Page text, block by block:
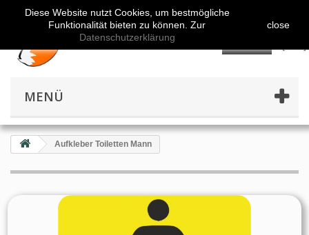
MENÜ
Aufkleber Toiletten Mann
Diese Website nutzt Cookies, um bestmögliche
Funktionalität bieten zu können. Zur
Datenschutzerklärung
close